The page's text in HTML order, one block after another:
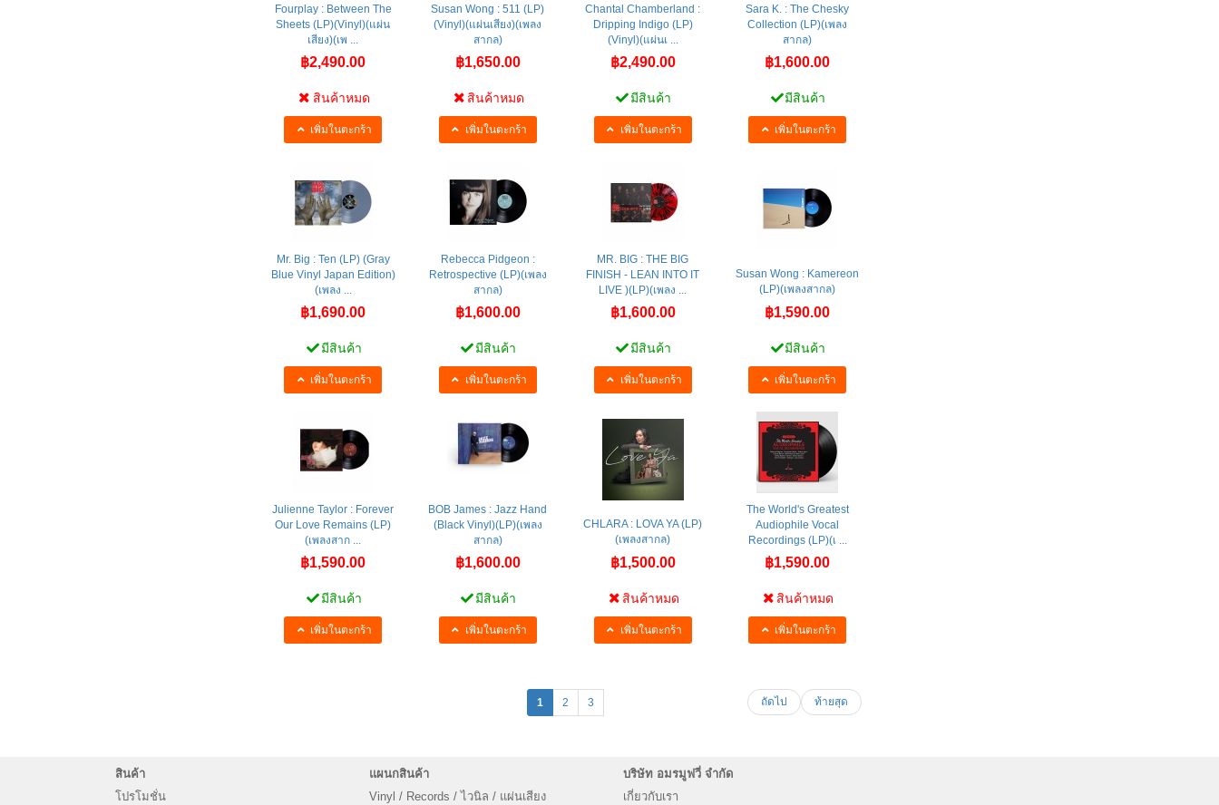
Fourplay : Between The
Sheets (LP)(Vinyl)(แผ่น
เสียง)(เพ ...
฿2,490.00
สินค้าหมด
เพิ่มในตะกร้า
Susan Wong : 511 (LP)
(Vinyl)(แผ่นเสียง)(เพลง
สากล)
฿1,650.00
สินค้าหมด
เพิ่มในตะกร้า
Chantal Chamberland :
Dripping Indigo (LP)
(Vinyl)(แผ่นเ ...
฿2,490.00
มีสินค้า
เพิ่มในตะกร้า
Sara K. : The Chesky
Collection (LP)(เพลง
สากล)
฿1,600.00
มีสินค้า
เพิ่มในตะกร้า
Mr. Big : Ten (LP) (Gray
Blue Vinyl Japan Edition)
(เพลง ...
฿1,690.00
มีสินค้า
เพิ่มในตะกร้า
Rebecca Pidgeon :
Retrospective (LP)(เพลง
สากล)
฿1,600.00
มีสินค้า
เพิ่มในตะกร้า
MR. BIG : THE BIG
FINISH - LEAN INTO IT
LIVE )(LP)(เพลง ...
฿1,600.00
มีสินค้า
เพิ่มในตะกร้า
Susan Wong : Kamereon
(LP)(เพลงสากล)
฿1,590.00
มีสินค้า
เพิ่มในตะกร้า
Julienne Taylor : Forever
Our Love Remains (LP)
(เพลงสาก ...
฿1,590.00
มีสินค้า
เพิ่มในตะกร้า
BOB​ ​James :​ Jazz Hand
(Black Vinyl)(LP)(เพลง
สากล)
฿1,600.00
มีสินค้า
เพิ่มในตะกร้า
CHLARA : LOVA YA (LP)
(เพลงสากล)
฿1,500.00
สินค้าหมด
เพิ่มในตะกร้า
The World's Greatest
Audiophile Vocal
Recordings (LP)(เ ...
฿1,590.00
สินค้าหมด
เพิ่มในตะกร้า
1 2 3 ถัดไป ท้ายสุด
สินค้า
โปรโมชั่น
แผนกสินค้า
Vinyl / Records / ไวนิล / แผ่นเสียง
บริษัท อมรมูฟวี่ จำกัด
เกี่ยวกับเรา